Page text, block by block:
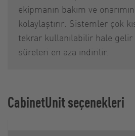
ekipmanın bakım ve
kolaylaştırır. Sistemler çok
tekrar kullanılabilir hale gelir
süreleri en aza indirilir.
CabinetUnit seçenekleri